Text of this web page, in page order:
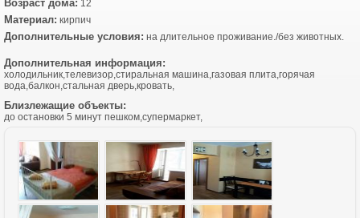
Возраст дома: 12
Материал: кирпич
Дополнительные условия: на длительное проживание./без животных.
Дополнительная информация:
холодильник,телевизор,стиральная машина,газовая плита,горячая
вода,балкон,стальная дверь,кровать,
Близлежащие объекты:
до остановки 5 минут пешком,супермаркет,